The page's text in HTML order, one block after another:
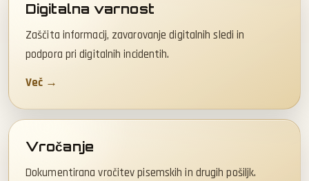
Digitalna varnost
Zaščita informacij, zavarovanje digitalnih sledi in
podpora pri digitalnih incidentih.
Več →
Vročanje
Dokumentirana vročitev pisemskih in drugih pošiljk.